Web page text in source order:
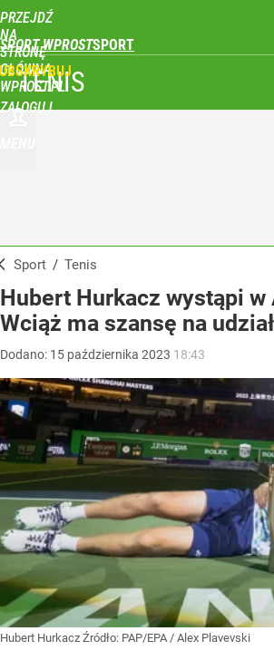
PRZEJDŹ
NA
STRONĘ
GŁÓWNĄ
WPROST.PL
SPORT WPROST
ZALOGUJ
TENIS
Sport / Tenis
Hubert Hurkacz wystąpi w
Wciąż ma szansę na
Dodano: 15 października 2023 18:43
Hubert Hurkacz Źródło: PAP/EPA / Alex Plavevski